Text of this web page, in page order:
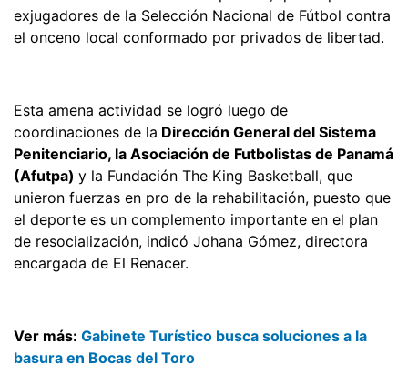
exjugadores de la Selección Nacional de Fútbol contra
el onceno local conformado por privados de libertad.
Esta amena actividad se logró luego de
coordinaciones de la Dirección General del Sistema
Penitenciario, la Asociación de Futbolistas de Panamá
(Afutpa) y la Fundación The King Basketball, que
unieron fuerzas en pro de la rehabilitación, puesto que
el deporte es un complemento importante en el plan
de resocialización, indicó Johana Gómez, directora
encargada de El Renacer.
Ver más: Gabinete Turístico busca soluciones a la
basura en Bocas del Toro